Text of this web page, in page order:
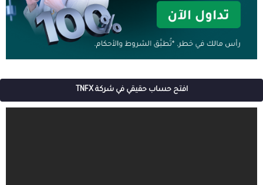
افتح حساب حقيقي في شركة TNFX